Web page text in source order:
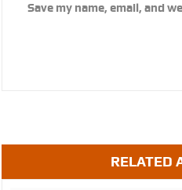
Save my name, email, and
RELATED